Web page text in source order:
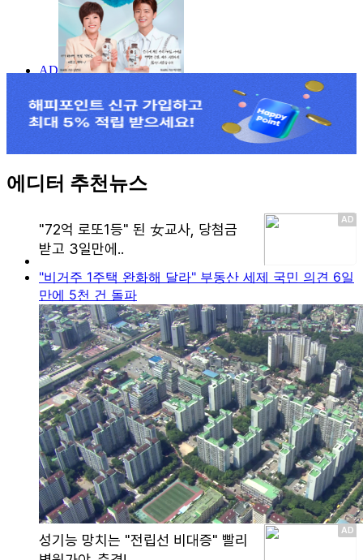
에디터 추천뉴스
"비거주 1주택 완화해 달라" 부동산 세제 국민 의견 6일
만에 5천 건 돌파